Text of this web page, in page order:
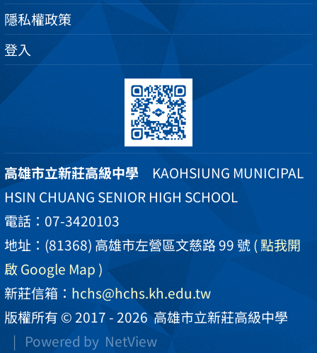
隱私權政策
登入
高雄市立新莊高級中學 KAOHSIUNG MUNICIPAL
HSIN CHUANG SENIOR HIGH SCHOOL
電話：07-3420103
地址：(81368) 高雄市左營區文慈路 99 號( 點我開
啟 Google Map )
新莊信箱： hchs@hchs.kh.edu.tw
版權所有 © 2017 - 2026高雄市立新莊高級中學
| Powered by NetView